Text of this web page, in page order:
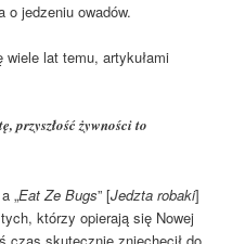
o jedzeniu owadów.
lat temu, artykułami
przyszłość żywności to
„Eat Ze Bugs” [Jedzta robaki]
którzy opierają się Nowej
czas skutecznie zniechęcił do